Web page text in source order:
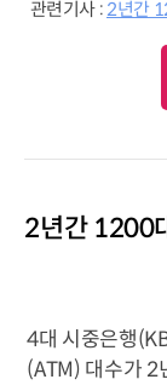
관련기사 :2년간
2년간 1200
4대 시중은행
(ATM) 대수가 2